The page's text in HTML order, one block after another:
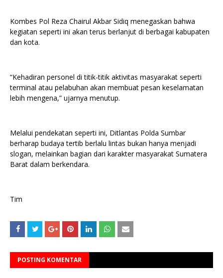
Kombes Pol Reza Chairul Akbar Sidiq menegaskan bahwa
kegiatan seperti ini akan terus berlanjut di berbagai kabupaten
dan kota.
“Kehadiran personel di titik-titik aktivitas masyarakat seperti
terminal atau pelabuhan akan membuat pesan keselamatan
lebih mengena,” ujarnya menutup.
Melalui pendekatan seperti ini, Ditlantas Polda Sumbar
berharap budaya tertib berlalu lintas bukan hanya menjadi
slogan, melainkan bagian dari karakter masyarakat Sumatera
Barat dalam berkendara.
Tim
POSTING KOMENTAR